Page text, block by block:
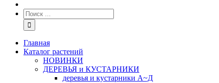
Главная
Каталог растений
НОВИНКИ
ДЕРЕВЬЯ и КУСТАРНИКИ
деревья и кустарники А~Д